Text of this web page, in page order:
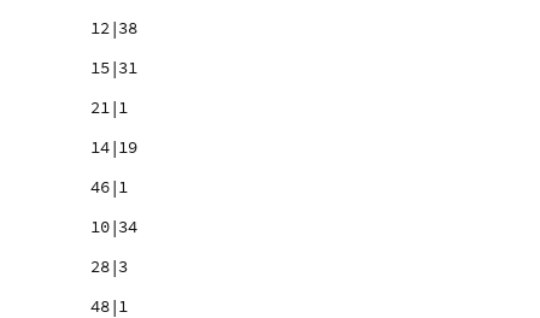
12|38
15|31
21|1
14|19
46|1
10|34
28|3
48|1